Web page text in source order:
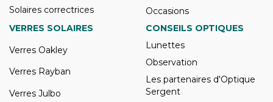
Solaires correctrices
Occasions
VERRES SOLAIRES
Verres Oakley
Verres Rayban
Verres Julbo
CONSEILS OPTIQUES
Lunettes
Observation
Les partenaires d'Optique
Sergent